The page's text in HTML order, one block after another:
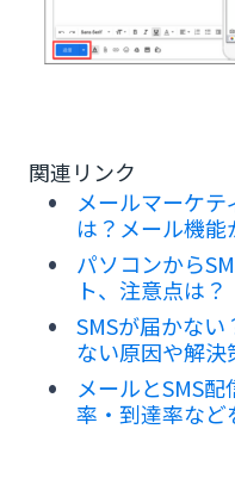
関連リンク
メールマーケ
は？メール機
パソコンから
ト、注意点は？
SMSが届かな
ない原因や解決
メールとSMS
率・到達率など